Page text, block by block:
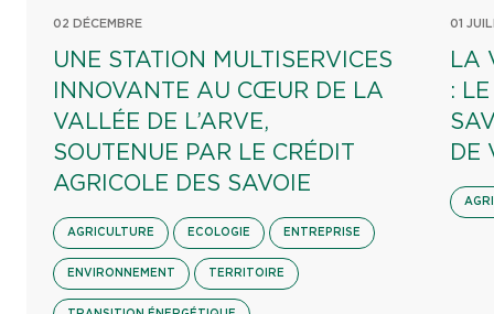
02 DÉCEMBRE
UNE STATION MULTISERVICES
INNOVANTE AU CŒUR DE LA
VALLÉE DE L’ARVE,
SOUTENUE PAR LE CRÉDIT
AGRICOLE DES SAVOIE
AGRICULTURE ECOLOGIE ENTREPRISE
ENVIRONNEMENT TERRITOIRE
01
LA
:
DE